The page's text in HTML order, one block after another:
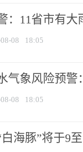
：11省市有
08 18:05
气象风险预
08 18:05
海豚”将于9